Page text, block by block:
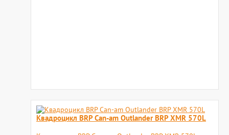
Квадроцикл BRP Can-am Outlander BRP XMR 570L